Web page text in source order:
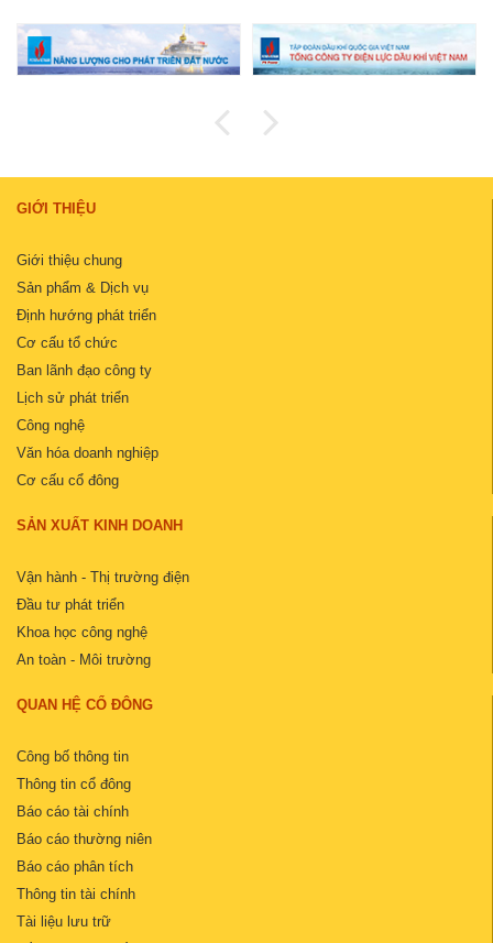
GIỚI THIỆU
Giới thiệu chung
Sản phẩm & Dịch vụ
Định hướng phát triển
Cơ cấu tổ chức
Ban lãnh đạo công ty
Lịch sử phát triển
Công nghệ
Văn hóa doanh nghiệp
Cơ cấu cổ đông
SẢN XUẤT KINH DOANH
Vận hành - Thị trường điện
Đầu tư phát triển
Khoa học công nghệ
An toàn - Môi trường
QUAN HỆ CỔ ĐÔNG
Công bố thông tin
Thông tin cổ đông
Báo cáo tài chính
Báo cáo thường niên
Báo cáo phân tích
Thông tin tài chính
Tài liệu lưu trữ